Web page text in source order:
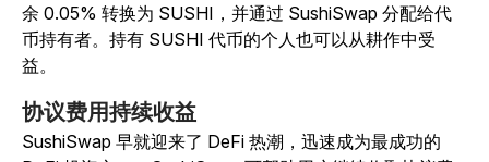
余 0.05% 转换为 SUSHI，并通过 SushiSwap 分配给代
币持有者。持有 SUSHI 代币的个人也可以从耕作中受
益。
协议费用持续收益
SushiSwap 早就迎来了 DeFi 热潮，迅速成为最成功的